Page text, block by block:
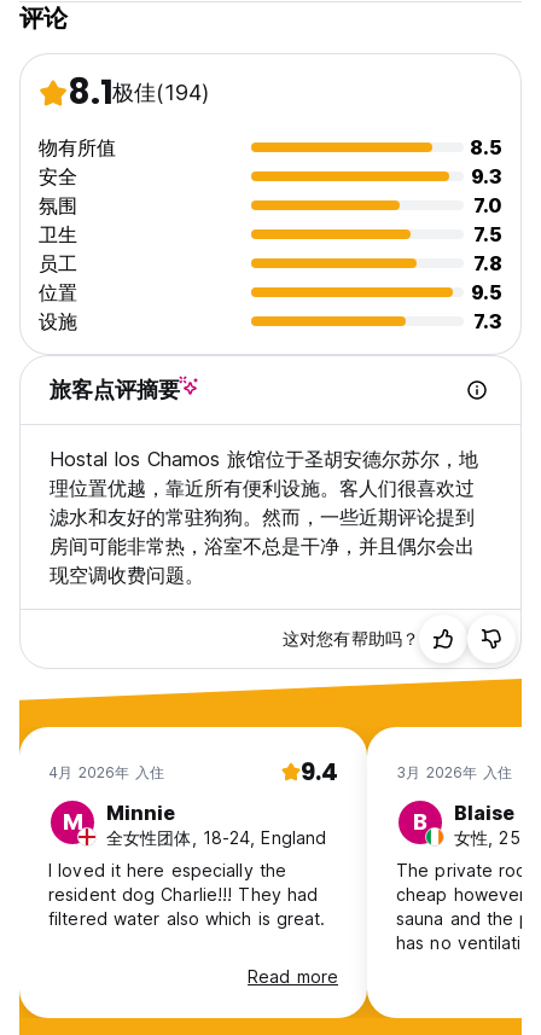
评论
8.1极佳(194)
物有所值
8.5
安全
9.3
氛围
7.0
卫生
7.5
员工
7.8
位置
9.5
设施
7.3
旅客点评摘要
Hostal los Chamos 旅馆位于圣胡安德尔苏尔，地
理位置优越，靠近所有便利设施。客人们很喜欢过
滤水和友好的常驻狗狗。然而，一些近期评论提到
房间可能非常热，浴室不总是干净，并且偶尔会出
现空调收费问题。
这对您有帮助吗？
4月 2026年 入住 9.4
M Minnie
全女性团体, 18-24, England
I loved it here especially the
resident dog Charlie!!! They had
filtered water also which is great.
Read more
3月 2026年 入住
B Blaise
女性, 25-
The private
cheap however
sauna and the
has no